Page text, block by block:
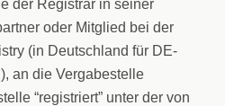
der Registrar in seiner
oder Mitglied bei der
(in Deutschland für DE-
an die Vergabestelle
“registriert” unter der von